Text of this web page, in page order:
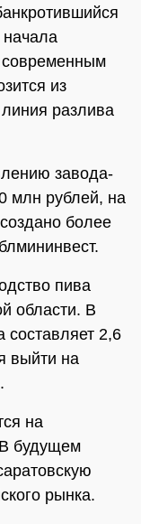
начала
из
разлива
завода-
млн рублей, на
более
пива
области. В
2,6
выйти на
на
будущем
рынка.